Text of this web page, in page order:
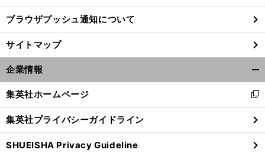
ブラウザプッシュ通知について
サイトマップ
企業情報
閉
る
集英社ホームページ
新
し
い
ウ
ィ
集英社プライバシーガイドライン
SHUEISHA Privacy Guideline